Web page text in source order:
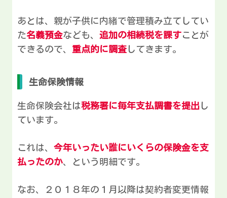
あとは、親が子供に内緒で管理積み立てしてい
た名義預金なども、 追加の相続税を課すことが
できるので、 重点的に調査 してきます。
生命保険情報
生命保険会社は税務署に毎年支払調書を提出 し
ています。
これは、 今年いったい誰にいくらの保険金を支
払ったのか、という明細です。
なお、２０１８年の１月以降は契約者変更情報